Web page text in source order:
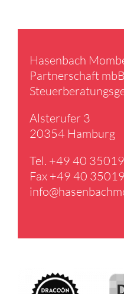
Hasen­bach
Partner­schaft mbB
Alster­ufer 3
20354 Hamburg
Tel. +49 40
Fax +49 40